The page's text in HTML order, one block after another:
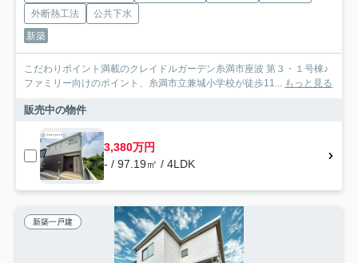
外断熱工法
公共下水
新築
こだわりポイント満載のクレイドルガーデン糸満市座波 第３・１号棟♪
ファミリー向けのポイント、糸満市立兼城小学校が徒歩11... もっと見る
販売中の物件
3,380万円
- / 97.19㎡ / 4LDK
新築一戸建